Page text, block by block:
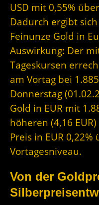
USD mit 0,55%
Dadurch ergibt
Feinunze Gold in
Auswirkung: Der
Tageskursen
am Vortag bei
Donnerstag
Gold in EUR mit
höheren (4,16
Preis in EUR 0,22%
Vortagesniveau.
Von der